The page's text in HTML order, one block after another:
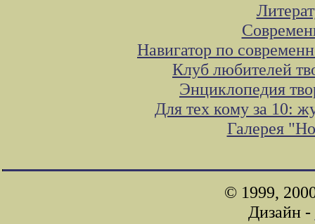
Навигатор по
Клуб любителей
Энциклопедия
Для тех кому за 10:
Галерея
© 1999,
Дизайн -